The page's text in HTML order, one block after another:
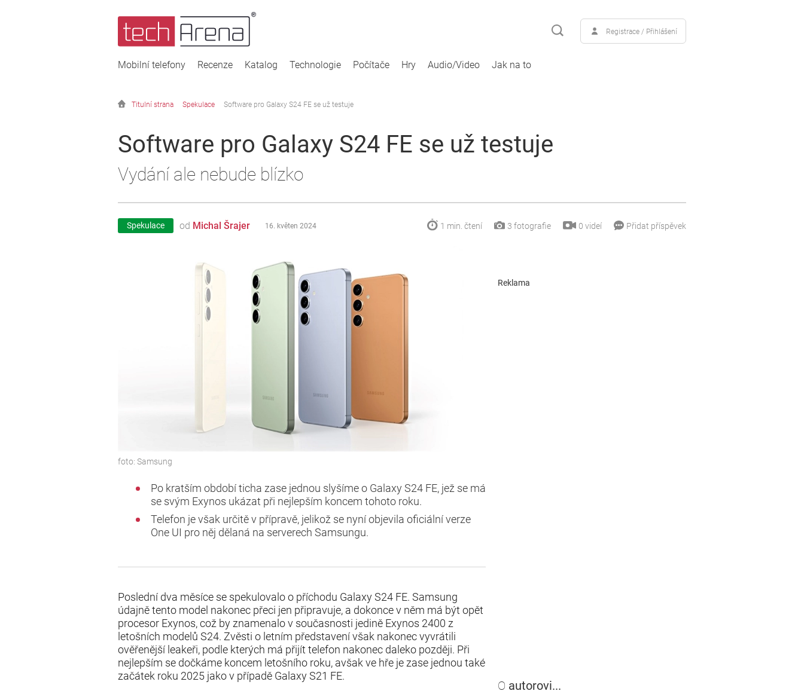
Registrace / Přihlášení
Mobilní telefony Recenze Katalog Technologie Počítače Hry Audio/Video Jak na to
Titulní strana Spekulace Software pro Galaxy S24 FE se už testuje
Software pro Galaxy S24 FE se už testuje
Vydání ale nebude blízko
Spekulace od Michal Šrajer 16. květen 2024 1 min. čtení 3 fotografie 0 videí Přidat příspěvek
foto: Samsung
Po kratším období ticha zase jednou slyšíme o Galaxy S24 FE, jež se má
se svým Exynos ukázat při nejlepším koncem tohoto roku.
Telefon je však určitě v přípravě, jelikož se nyní objevila oficiální verze
One UI pro něj dělaná na serverech Samsungu.
Poslední dva měsíce se spekulovalo o příchodu Galaxy S24 FE. Samsung
údajně tento model nakonec přeci jen připravuje, a dokonce v něm má být opět
procesor Exynos, což by znamenalo v současnosti jedině Exynos 2400 z
letošních modelů S24. Zvěsti o letním představení však nakonec vyvrátili
ověřenější leakeři, podle kterých má přijít telefon nakonec daleko později. Při
nejlepším se dočkáme koncem letošního roku, avšak ve hře je zase jednou také
začátek roku 2025 jako v případě Galaxy S21 FE.
Reklama
O autorovi...